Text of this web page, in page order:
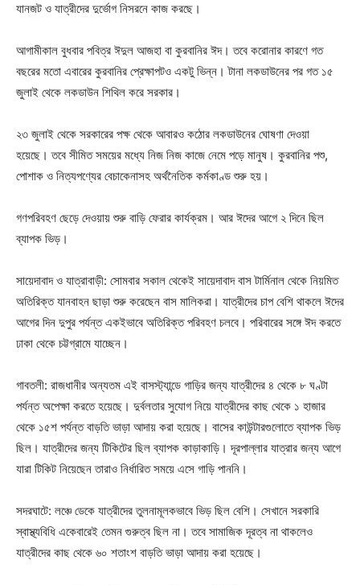
যানজট ও যাত্রীদের দুর্ভোগ নিসরনে কাজ করছে।
আগামীকাল বুধবার পবিত্র ঈদুল আজহা বা কুরবানির ঈদ। তবে করোনার কারণে গত
বছরের মতো এবারের কুরবানির প্রেক্ষাপটও একটু ভিন্ন। টানা লকডাউনের পর গত ১৫
জুলাই থেকে লকডাউন শিথিল করে সরকার।
২৩ জুলাই থেকে সরকারের পক্ষ থেকে আবারও কঠোর লকডাউনের ঘোষণা দেওয়া
হয়েছে। তবে সীমিত সময়ের মধ্যে নিজ নিজ কাজে নেমে পড়ে মানুষ। কুরবানির পশু,
পোশাক ও নিত্যপণ্যের বেচাকেনাসহ অর্থনৈতিক কর্মকাণ্ড শুরু হয়।
গণপরিবহণ ছেড়ে দেওয়ায় শুরু বাড়ি ফেরার কার্যক্রম। আর ঈদের আগে ২ দিনে ছিল
ব্যাপক ভিড়।
সায়েদাবাদ ও যাত্রাবাড়ী: সোমবার সকাল থেকেই সায়েদাবাদ বাস টার্মিনাল থেকে নিয়মিত
অতিরিক্ত যানবাহন ছাড়া শুরু করেছেন বাস মালিকরা। যাত্রীদের চাপ বেশি থাকলে ঈদের
আগের দিন দুপুর পর্যন্ত একইভাবে অতিরিক্ত পরিবহণ চলবে। পরিবারের সঙ্গে ঈদ করতে
ঢাকা থেকে চট্টগ্রামে যাচ্ছেন।
গাবতলী: রাজধানীর অন্যতম এই বাসস্ট্যান্ডে গাড়ির জন্য যাত্রীদের ৪ থেকে ৮ ঘণ্টা
পর্যন্ত অপেক্ষা করতে হয়েছে। দুর্বলতার সুযোগ নিয়ে যাত্রীদের কাছ থেকে ১ হাজার
থেকে ১৫শ পর্যন্ত বাড়তি ভাড়া আদায় করা হয়েছে। বাসের কাউন্টারগুলোতে ব্যাপক ভিড়
ছিল। যাত্রীদের জন্য টিকিটের ছিল ব্যাপক কাড়াকাড়ি। দূরপাল্লার যাত্রার জন্য আগে
যারা টিকিট নিয়েছেন তারাও নির্ধারিত সময়ে এসে গাড়ি পাননি।
সদরঘাটে: লঞ্চে ডেকে যাত্রীদের তুলনামূলকভাবে ভিড় ছিল বেশি। সেখানে সরকারি
স্বাস্থ্যবিধি একেবারেই তেমন গুরুত্ব ছিল না। তবে সামাজিক দূরত্ব না থাকলেও
যাত্রীদের কাছ থেকে ৬০ শতাংশ বাড়তি ভাড়া আদায় করা হয়েছে।